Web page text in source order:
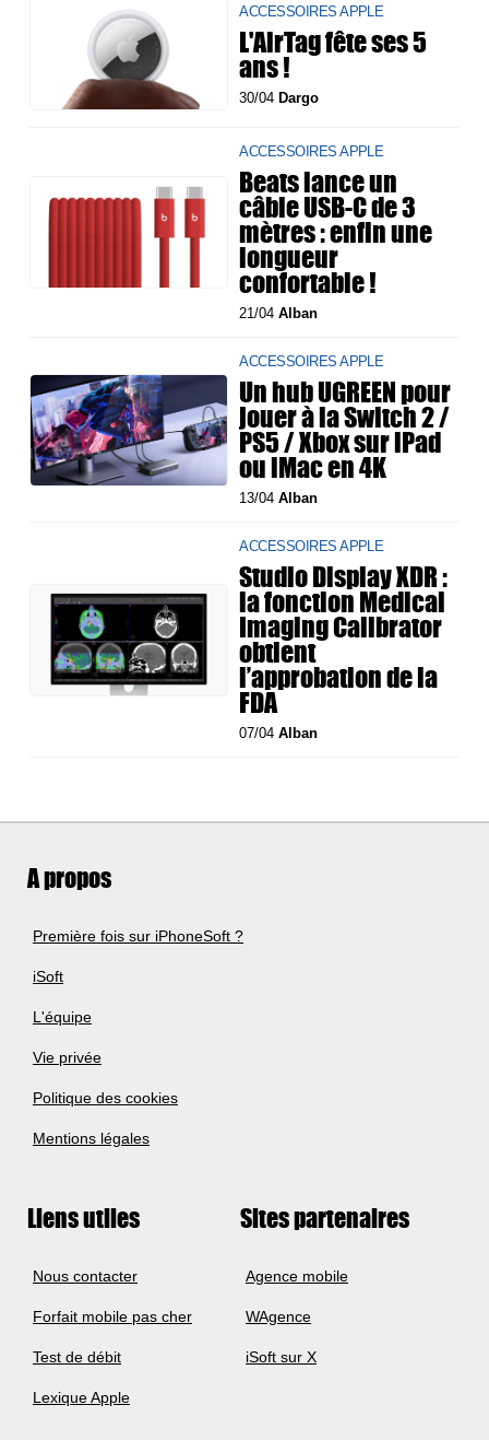
ACCESSOIRES APPLE
L'AirTag fête ses 5
ans !
30/04Dargo
ACCESSOIRES APPLE
Beats lance un
câble USB-C de 3
mètres : enfin une
longueur
confortable !
21/04Alban
ACCESSOIRES APPLE
Un hub UGREEN pour
jouer à la Switch 2 /
PS5 / Xbox sur iPad
ou iMac en 4K
13/04Alban
ACCESSOIRES APPLE
Studio Display XDR :
la fonction Medical
Imaging Calibrator
obtient
l’approbation de la
FDA
07/04Alban
A propos
Première fois sur iPhoneSoft ?
iSoft
L'équipe
Vie privée
Politique des cookies
Mentions légales
Liens utiles
Nous contacter
Forfait mobile pas cher
Test de débit
Lexique Apple
Sites partenaires
Agence mobile
WAgence
iSoft sur X